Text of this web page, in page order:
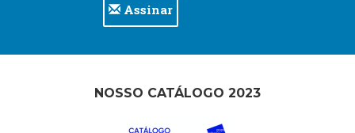
Assinar
NOSSO CATÁLOGO 2023